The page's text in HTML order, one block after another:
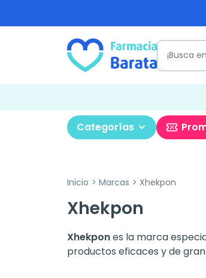
Categorías
Inicio Marcas Xhekpon
Xhekpon
Xhekpones la marca
productos eficaces y de